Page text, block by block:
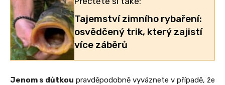
Tajemství zimního rybaření:
osvědčený trik, který zajistí
více záběrů
Jenom s důtkou pravděpodobně vyváznete v případě, že